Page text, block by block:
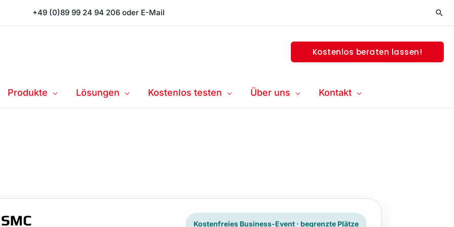
+49 (0)89 99 24 94 206oder E-Mail
Kostenlos beraten lassen!
Produkte Lösungen Kostenlos testen Über uns Kontakt
Kostenfreies Business-Event · begrenzte Plätze